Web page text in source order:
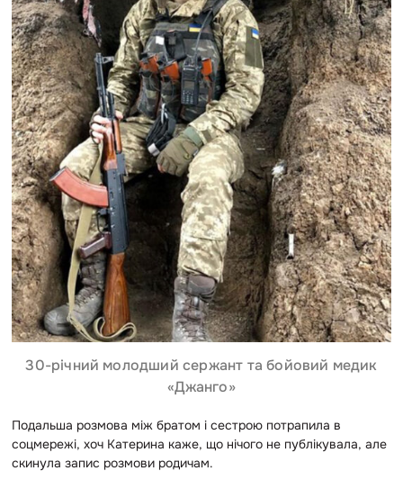
30-річний молодший сержант та бойовий медик
«Джанго»
Подальша розмова між братом і сестрою потрапила в
соцмережі, хоч Катерина каже, що нічого не публікувала, але
скинула запис розмови родичам.